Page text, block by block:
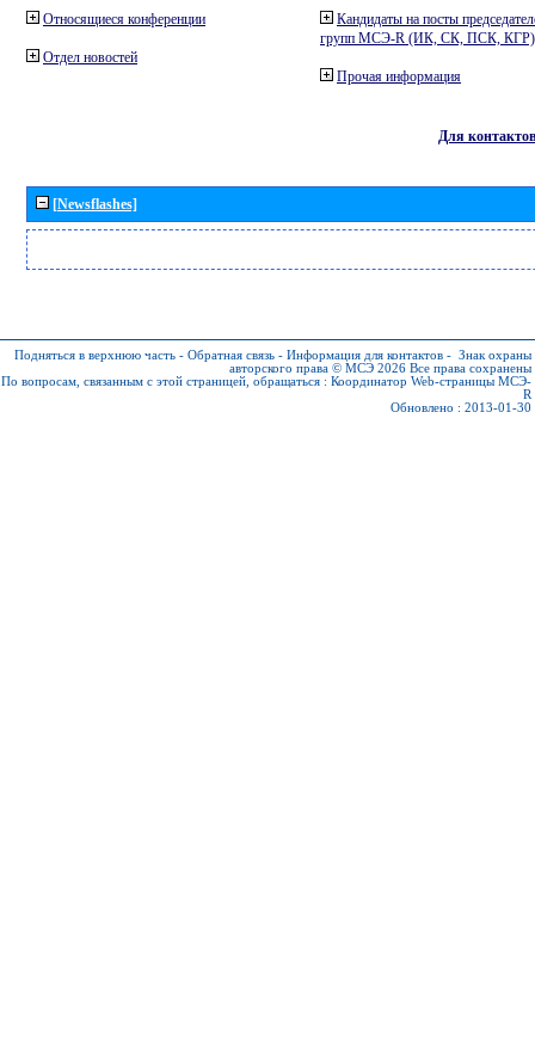
Относящиеся конференции
Отдел новостей
Кандидаты на посты
групп МСЭ-R (ИК, СК, ПСК, КГР)
Прочая информация
Для контактов
[Newsflashes]
Подняться в верхнюю часть - Обратная связь - Информация для контактов - Знак охраны
авторского права © МСЭ 2026 Все права сохранены
По вопросам, связанным с этой страницей, обращаться : Координатор Web-страницы МСЭ-
R
Обновлено : 2013-01-30